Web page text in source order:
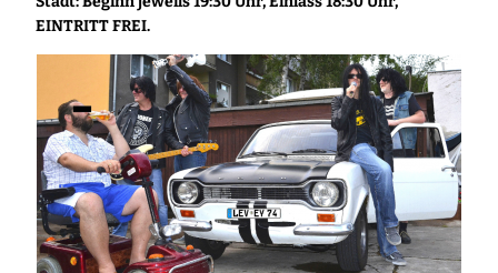
EINTRITT FREI.